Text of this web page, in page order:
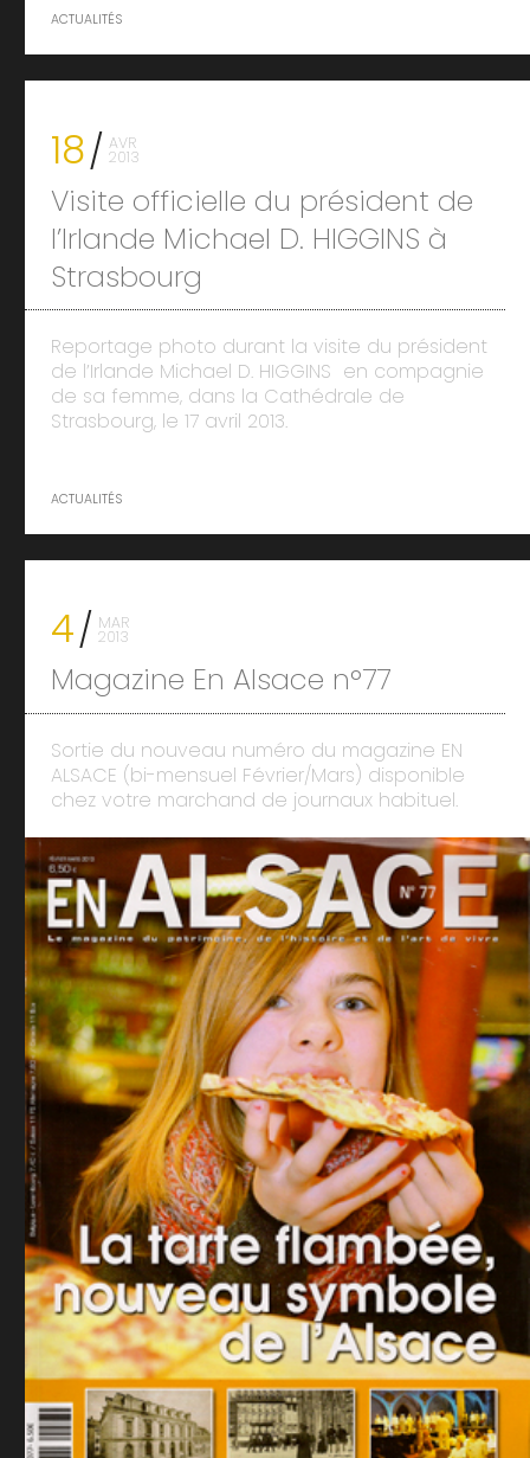
ACTUALITÉS
18 AVR
2013
Visite officielle du président de
l’Irlande Michael D. HIGGINS à
Strasbourg
Reportage photo durant la visite du président
de l’Irlande Michael D. HIGGINS en compagnie
de sa femme, dans la Cathédrale de
Strasbourg, le 17 avril 2013.
ACTUALITÉS
4 MAR
2013
Magazine En Alsace n°77
Sortie du nouveau numéro du magazine EN
ALSACE (bi-mensuel Février/Mars) disponible
chez votre marchand de journaux habituel.